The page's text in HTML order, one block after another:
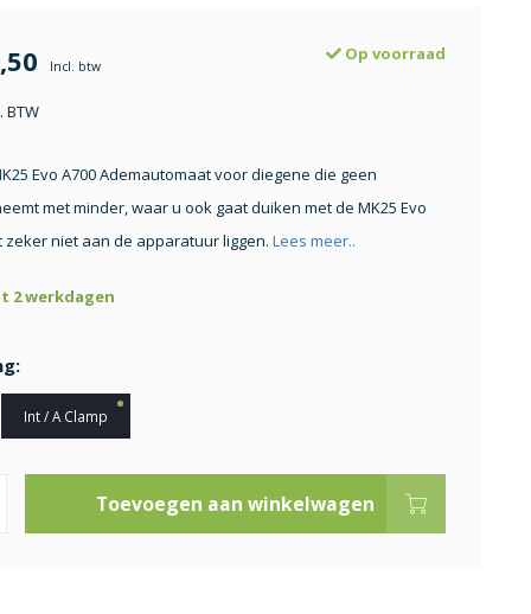
Incl. btw
BTW
Op voorraad
Evo A700 Ademautomaat voor diegene die geen
met minder, waar u ook gaat duiken met de MK25 Evo
zeker niet aan de apparatuur liggen. Lees meer..
2 werkdagen
Int / A Clamp
Toevoegen aan winkelwagen